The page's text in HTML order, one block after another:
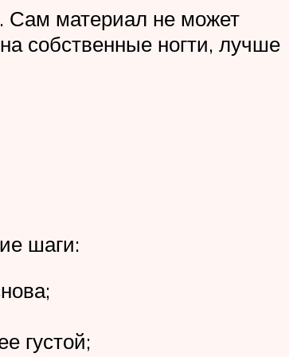
Сам материал не может
собственные ногти, лучше
шаги:
густой;